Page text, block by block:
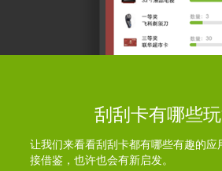
刮刮卡有哪些玩
让我们来看看刮刮卡都有哪些有趣的应
接借鉴，也许也会有新启发。